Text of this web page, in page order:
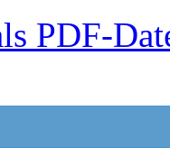
PDF-